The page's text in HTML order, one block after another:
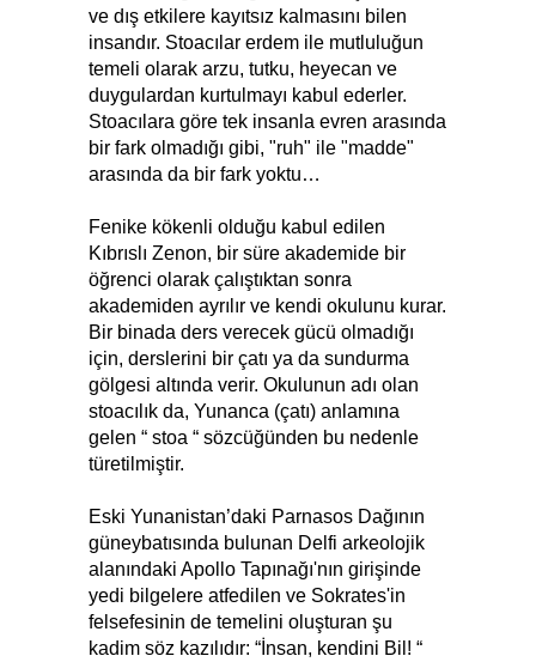
ve dış etkilere kayıtsız kalmasını bilen
insandır. Stoacılar erdem ile mutluluğun
temeli olarak arzu, tutku, heyecan ve
duygulardan kurtulmayı kabul ederler.
Stoacılara göre tek insanla evren arasında
bir fark olmadığı gibi, "ruh" ile "madde"
arasında da bir fark yoktu…
Fenike kökenli olduğu kabul edilen
Kıbrıslı Zenon, bir süre akademide bir
öğrenci olarak çalıştıktan sonra
akademiden ayrılır ve kendi okulunu kurar.
Bir binada ders verecek gücü olmadığı
için, derslerini bir çatı ya da sundurma
gölgesi altında verir. Okulunun adı olan
stoacılık da, Yunanca (çatı) anlamına
gelen “ stoa “ sözcüğünden bu nedenle
türetilmiştir.
Eski Yunanistan’daki Parnasos Dağının
güneybatısında bulunan Delfi arkeolojik
alanındaki Apollo Tapınağı'nın girişinde
yedi bilgelere atfedilen ve Sokrates'in
felsefesinin de temelini oluşturan şu
kadim söz kazılıdır: “İnsan, kendini Bil! “